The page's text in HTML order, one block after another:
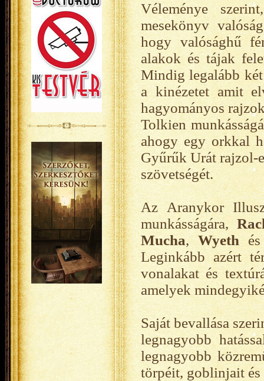
Véleménye
mesekönyv
hogy valósághű
alakok és tájak
Mindig legalább
a kinézetet amit
hagyományos
Tolkien
ahogy egy orkkal
Gyűrűk Urát rajzol-
szövetségét.
Az Aranykor
munkásságára,
Mucha, Wyeth
Leginkább azért
vonalakat és
amelyek
Saját bevallása
legnagyobb
legnagyobb
törpéit, goblinjait